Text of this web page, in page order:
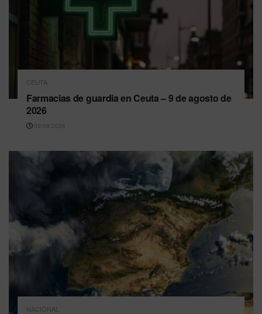
CEUTA
Farmacias de guardia en Ceuta – 9 de agosto de
2026
09/08/2026
NACIONAL